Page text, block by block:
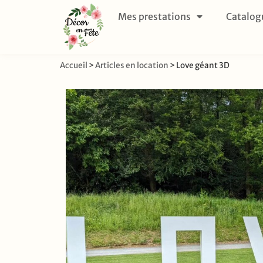
Mes prestations
Accueil >Articles en location > Love géant 3D